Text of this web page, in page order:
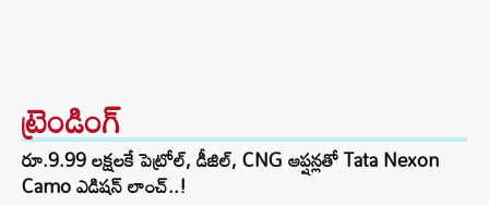
ట్రెండింగ్‌
రూ.9.99 లక్షలకే పెట్రోల్, డీజిల్, CNG ఆప్షన్లతో Tata Nexon
Camo ఎడిషన్ లాంచ్..!